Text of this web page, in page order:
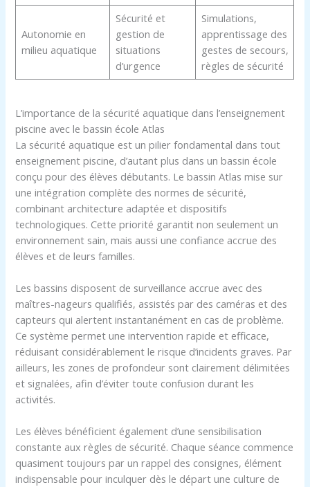
Autonomie en
milieu aquatique
Sécurité et
gestion de
situations
d’urgence
Simulations,
apprentissage des
gestes de secours,
règles de sécurité
L’importance de la sécurité aquatique dans l’enseignement
piscine avec le bassin école Atlas
La sécurité aquatique est un pilier fondamental dans tout
enseignement piscine, d’autant plus dans un bassin école
conçu pour des élèves débutants. Le bassin Atlas mise sur
une intégration complète des normes de sécurité,
combinant architecture adaptée et dispositifs
technologiques. Cette priorité garantit non seulement un
environnement sain, mais aussi une confiance accrue des
élèves et de leurs familles.
Les bassins disposent de surveillance accrue avec des
maîtres-nageurs qualifiés, assistés par des caméras et des
capteurs qui alertent instantanément en cas de problème.
Ce système permet une intervention rapide et efficace,
réduisant considérablement le risque d’incidents graves. Par
ailleurs, les zones de profondeur sont clairement délimitées
et signalées, afin d’éviter toute confusion durant les
activités.
Les élèves bénéficient également d’une sensibilisation
constante aux règles de sécurité. Chaque séance commence
quasiment toujours par un rappel des consignes, élément
indispensable pour inculquer dès le départ une culture de